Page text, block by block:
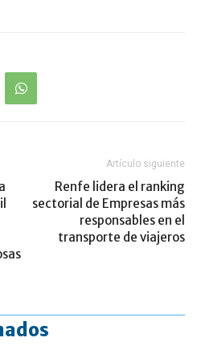
Artículo siguiente
Renfe lidera el ranking
sectorial de Empresas más
responsables en el
transporte de viajeros